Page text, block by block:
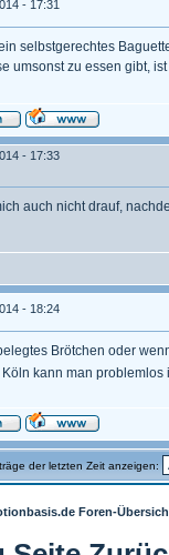
- 17:31
selbstgerechtes
umsonst zu essen gibt,
- 17:33
auch nicht drauf,
- 18:24
Brötchen oder
kann man
der letzten Zeit anzeigen:
Foren-